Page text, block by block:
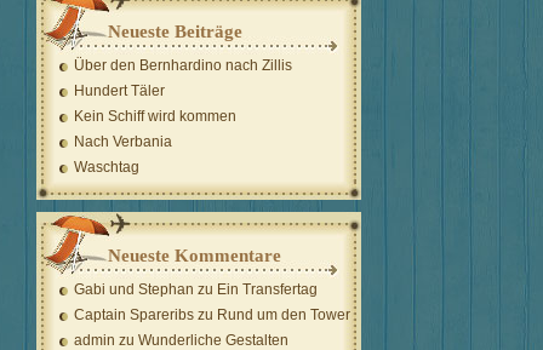
Neueste Beiträge
Über den Bernhardino nach Zillis
Hundert Täler
Kein Schiff wird kommen
Nach Verbania
Waschtag
Neueste Kommentare
Gabi und Stephan zu Ein Transfertag
Captain Spareribs zu Rund um den Tower
admin zu Wunderliche Gestalten